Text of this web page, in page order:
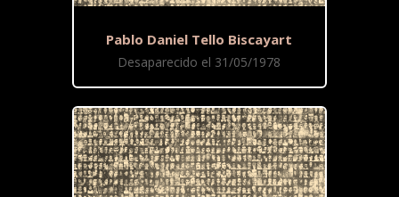
Pablo Daniel Tello Biscayart
Desaparecido el 31/05/1978